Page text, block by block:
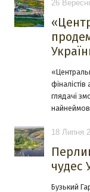
26
глядачі
18 Липня
чудес
Бузький